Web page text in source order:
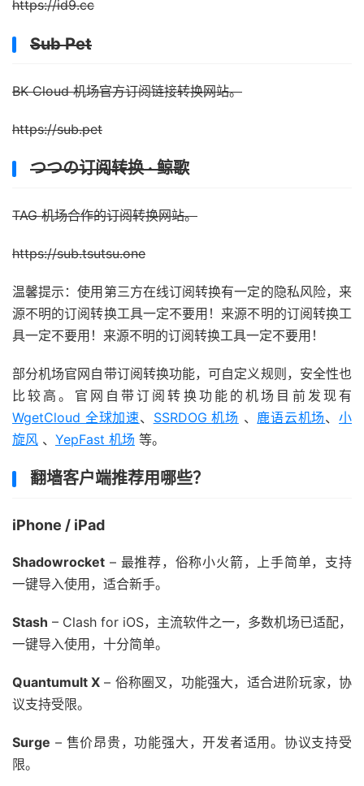
https://id9.cc
Sub Pet
BK Cloud 机场官方订阅链接转换网站。
https://sub.pet
つつの订阅转换 · 鲸歌
TAG 机场合作的订阅转换网站。
https://sub.tsutsu.one
温馨提示：使用第三方在线订阅转换有一定的隐私风险，来
源不明的订阅转换工具一定不要用！来源不明的订阅转换工
具一定不要用！来源不明的订阅转换工具一定不要用！
部分机场官网自带订阅转换功能，可自定义规则，安全性也
比较高。官网自带订阅转换功能的机场目前发现有
WgetCloud 全球加速、 SSRDOG 机场 、 鹿语云机场、小
旋风 、 YepFast 机场 等。
翻墙客户端推荐用哪些？
iPhone / iPad
Shadowrocket – 最推荐，俗称小火箭，上手简单，支持
一键导入使用，适合新手。
Stash – Clash for iOS，主流软件之一，多数机场已适配，
一键导入使用，十分简单。
Quantumult X – 俗称圈叉，功能强大，适合进阶玩家，协
议支持受限。
Surge – 售价昂贵，功能强大，开发者适用。协议支持受
限。